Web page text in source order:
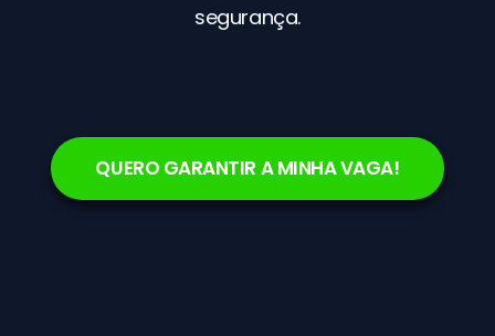
segurança.
QUERO GARANTIR A MINHA VAGA!